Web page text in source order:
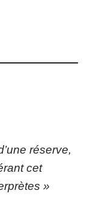
réserve,
cet
»